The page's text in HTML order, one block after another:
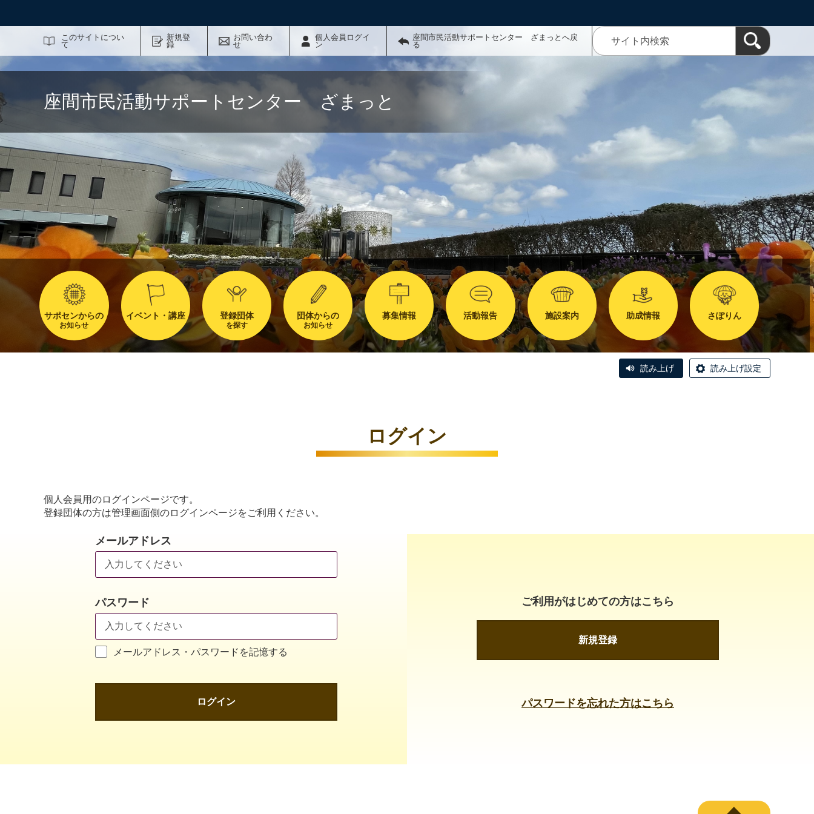
このサイトについ
て
新規登
録
お問い合わ
せ
個人会員ログイ
ン
座間市民活動サポートセンター ざまっとへ戻
る
座間市民活動サポートセンター ざまっと
サポセンからの
お知らせ
イベント・講座 登録団体
を探す
団体からの
お知らせ
募集情報 活動報告 施設案内 助成情報 さぽりん
読み上げ 読み上げ設定
ログイン
個人会員用のログインページです。
登録団体の方は管理画面側のログインページをご利用ください。
メールアドレス
パスワード
メールアドレス・パスワードを記憶する
ログイン
ご利用がはじめての方はこちら
新規登録
パスワードを忘れた方はこちら